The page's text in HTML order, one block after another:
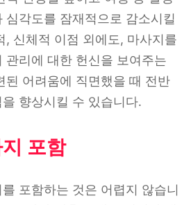
심각도를 잠재적으로 감소시킬
, 신체적 이점 외에도, 마사지를
관리에 대한 헌신을 보여주는
된 어려움에 직면했을 때 전반
향상시킬 수 있습니다.
포함
포함하는 것은 어렵지 않습니